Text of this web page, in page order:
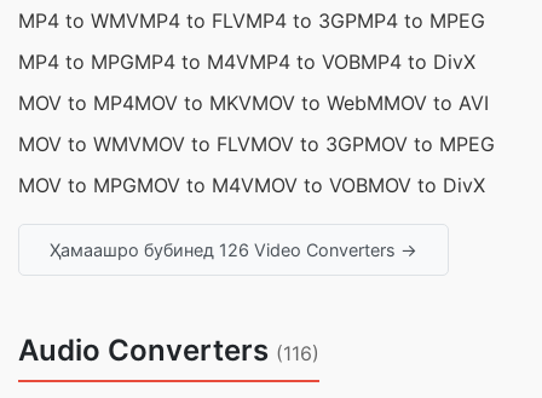
MP4 to WMVMP4 to FLVMP4 to 3GPMP4 to MPEG
MP4 to MPGMP4 to M4VMP4 to VOBMP4 to DivX
MOV to MP4MOV to MKVMOV to WebMMOV to AVI
MOV to WMVMOV to FLVMOV to 3GPMOV to MPEG
MOV to MPGMOV to M4VMOV to VOBMOV to DivX
Ҳамаашро бубинед 126 Video Converters →
Audio Converters (116)